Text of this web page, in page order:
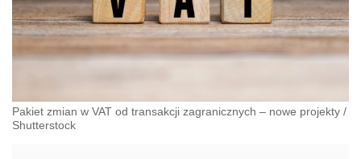
Pakiet zmian w VAT od transakcji zagranicznych – nowe projekty /
Shutterstock